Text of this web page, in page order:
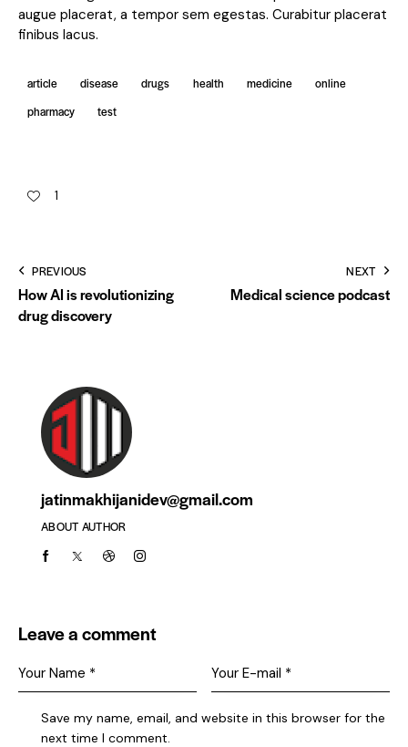
augue placerat, a tempor sem egestas. Curabitur placerat
finibus lacus.
article disease drugs health medicine
online
pharmacy
test
1
PREVIOUS
How AI is revolutionizing
drug discovery
NEXT
Medical science podcast
jatinmakhijanidev@gmail.com
ABOUT AUTHOR
Leave a comment
Save my name, email, and website in this browser for the
next time I comment.